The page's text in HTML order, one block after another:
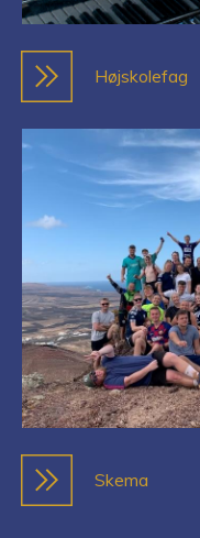
Højskolefag
Skema